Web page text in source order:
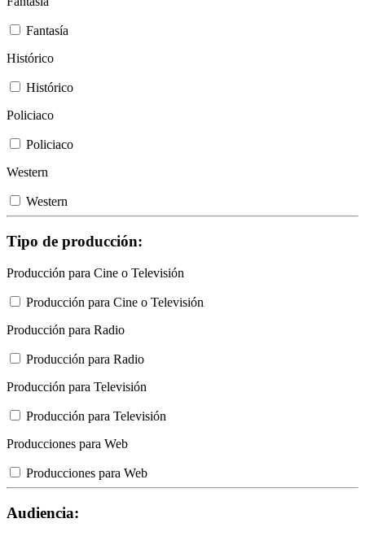
Fantasía
Histórico
Histórico
Policiaco
Policiaco
Western
Western
Tipo de producción:
Producción para Cine o Televisión
Producción para Cine o Televisión
Producción para Radio
Producción para Radio
Producción para Televisión
Producción para Televisión
Producciones para Web
Producciones para Web
Audiencia: